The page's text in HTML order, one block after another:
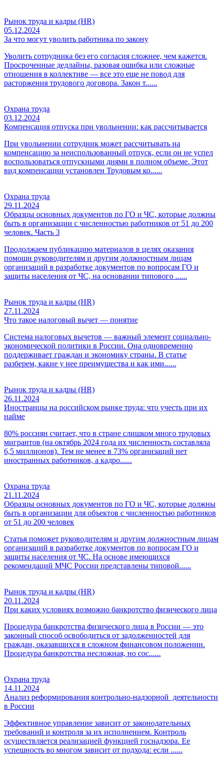
Рынок труда и кадры (HR)
05.12.2024
За что могут уволить работника по закону
Уволить сотрудника без его согласия сложнее, чем кажется.
Просроченные дедлайны, разовая ошибка или сложные
отношения в коллективе — все это еще не повод для
расторжения трудового договора. Закон т......
Охрана труда
03.12.2024
Компенсация отпуска при увольнении: как рассчитывается
При увольнении сотрудник может рассчитывать на
компенсацию за неиспользованный отпуск, если он не успел
воспользоваться отпускными днями в полном объеме. Этот
вид компенсации установлен Трудовым ко......
Охрана труда
29.11.2024
Образцы основных документов по ГО и ЧС, которые должны
быть в организации с численностью работников от 51 до 200
человек. Часть 3
Продолжаем публикацию материалов в целях оказания
помощи руководителям и другим должностным лицам
организаций в разработке документов по вопросам ГО и
защиты населения от ЧС, на основании типового ......
Рынок труда и кадры (HR)
27.11.2024
Что такое налоговый вычет — понятие
Система налоговых вычетов — важный элемент социально-
экономической политики в России. Она одновременно
поддерживает граждан и экономику страны. В статье
разберем, какие у нее преимущества и как ими......
Рынок труда и кадры (HR)
26.11.2024
Иностранцы на российском рынке труда: что учесть при их
найме
80% россиян считает, что в стране слишком много трудовых
мигрантов (на октябрь 2024 года их численность составляла
6,5 миллионов). Тем не менее в 73% организаций нет
иностранных работников, а кадро......
Охрана труда
21.11.2024
Образцы основных документов по ГО и ЧС, которые должны
быть в организации для объектов с численностью работников
от 51 до 200 человек
Статья поможет руководителям и другим должностным лицам
организаций в разработке документов по вопросам ГО и
защиты населения от ЧС. На основе имеющихся
рекомендаций МЧС России представлены типовой......
Рынок труда и кадры (HR)
20.11.2024
При каких условиях возможно банкротство физического лица
Процедура банкротства физического лица в России — это
законный способ освободиться от задолженностей для
граждан, оказавшихся в сложном финансовом положении.
Процедура банкротства несложная, но сос......
Охрана труда
14.11.2024
Анализ реформирования контрольно-надзорной деятельности
в России
Эффективное управление зависит от законодательных
требований и контроля за их исполнением. Контроль
осуществляется реализацией функцией госнадзора. Ее
успешность во многом зависит от подхода: если ......